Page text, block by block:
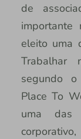
de
importante
eleito uma
Trabalhar
segundo
Place To
uma das